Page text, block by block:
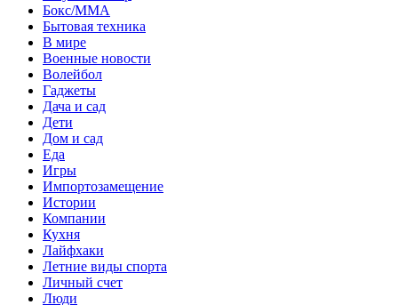
Бокс/MMA
Бытовая техника
В мире
Военные новости
Волейбол
Гаджеты
Дача и сад
Дети
Дом и сад
Еда
Игры
Импортозамещение
Истории
Компании
Кухня
Лайфхаки
Летние виды спорта
Личный счет
Люди